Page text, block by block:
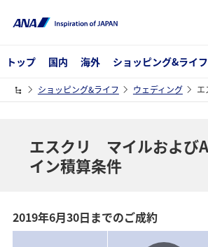
トップ 国内 海外 ショッピング&ライフ
ショッピング&ライフ ウェディング エ
エスクリ マイルおよび
イン積算条件
2019年6月30日までのご成約